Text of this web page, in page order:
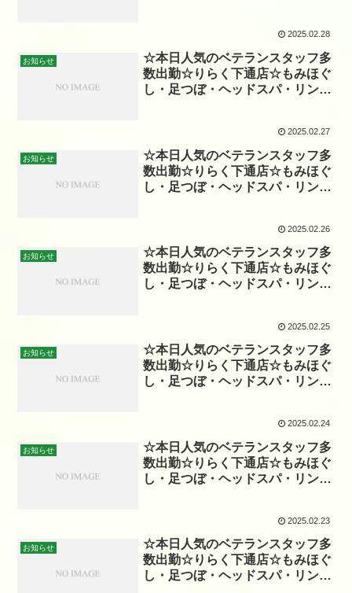
2025.02.28
お知らせ
☆本日人気のベテランスタッフ多
数出勤☆りらく下通店☆もみほぐ
し・足つぼ・ヘッドスパ・リンパ
2025.02.27
お知らせ
☆本日人気のベテランスタッフ多
数出勤☆りらく下通店☆もみほぐ
し・足つぼ・ヘッドスパ・リンパ
2025.02.26
お知らせ
☆本日人気のベテランスタッフ多
数出勤☆りらく下通店☆もみほぐ
し・足つぼ・ヘッドスパ・リンパ
2025.02.25
お知らせ
☆本日人気のベテランスタッフ多
数出勤☆りらく下通店☆もみほぐ
し・足つぼ・ヘッドスパ・リンパ
2025.02.24
お知らせ
☆本日人気のベテランスタッフ多
数出勤☆りらく下通店☆もみほぐ
し・足つぼ・ヘッドスパ・リンパ
2025.02.23
お知らせ
☆本日人気のベテランスタッフ多
数出勤☆りらく下通店☆もみほぐ
し・足つぼ・ヘッドスパ・リンパ